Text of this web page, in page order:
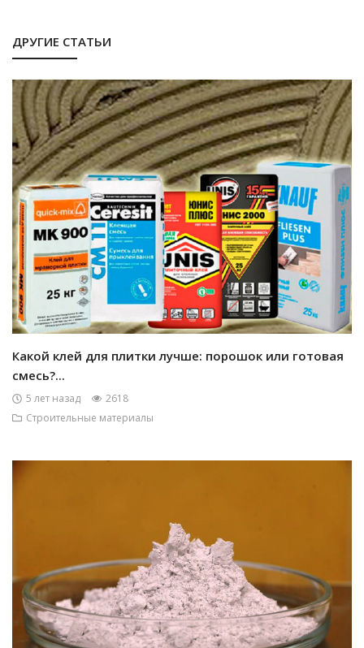
ДРУГИЕ СТАТЬИ
Какой клей для плитки лучше: порошок или готовая
смесь?...
5 лет назад
2618
Строительные материалы